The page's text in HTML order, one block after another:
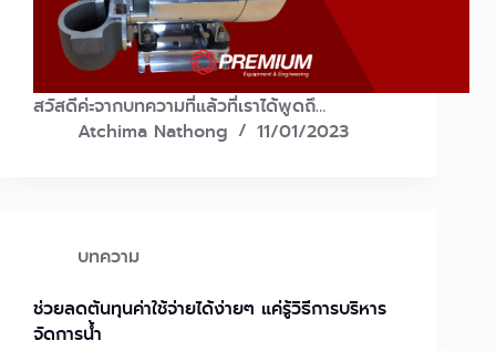
สวัสดีค่ะจากบทความที่แล้วที่เราได้พูดถึ…
Atchima Nathong
11/01/2023
บทความ
ช่วยลดต้นทุนค่าใช้จ่ายได้ง่ายๆ แค่รู้วิธีการบริหาร
จัดการน้ำ